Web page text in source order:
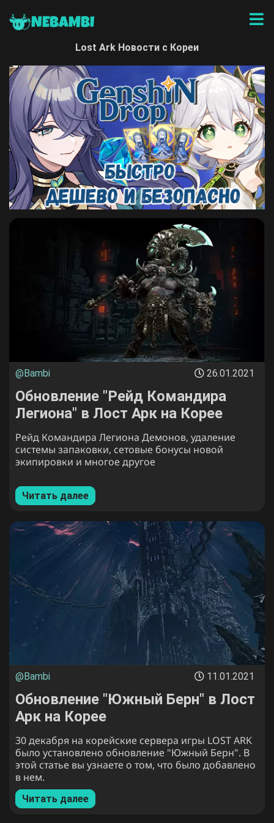
NEBAMBI
Lost Ark Новости с Кореи
@Bambi 26.01.2021
Обновление "Рейд Командира
Легиона" в Лост Арк на Корее
Рейд Командира Легиона Демонов, удаление
системы запаковки, сетовые бонусы новой
экипировки и многое другое
Читать далее
@Bambi 11.01.2021
Обновление "Южный Берн" в Лост
Арк на Корее
30 декабря на корейские сервера игры LOST ARK
было установлено обновление "Южный Берн". В
этой статье вы узнаете о том, что было добавлено
в нем.
Читать далее